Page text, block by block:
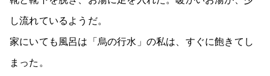
し流れているようだ。
家にいても風呂は「烏の行水」の私は、すぐに飽きてし
まった。